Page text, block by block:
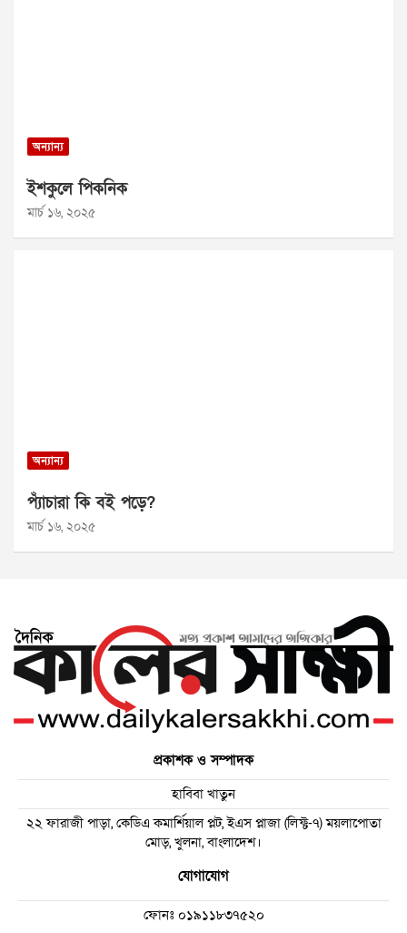
অন্যান্য
ইশকুলে পিকনিক
মার্চ ১৬, ২০২৫
অন্যান্য
প্যাঁচারা কি বই পড়ে?
মার্চ ১৬, ২০২৫
প্রকাশক ও সম্পাদক
হাবিবা খাতুন
২২ ফারাজী পাড়া, কেডিএ কমার্শিয়াল প্লট, ইএস প্লাজা (লিফ্ট-৭) ময়লাপোতা
মোড়, খুলনা, বাংলাদেশ।
যোগাযোগ
ফোনঃ০১৯১১৮৩৭৫২০